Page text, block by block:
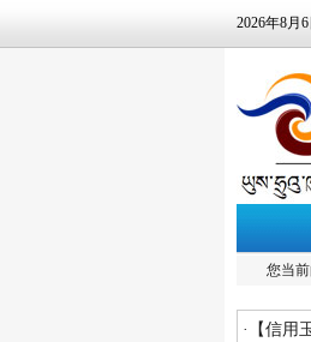
2026年8月
您当前
· 【信用